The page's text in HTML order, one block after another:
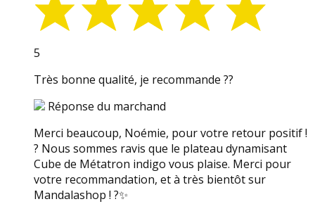
5
Très bonne qualité, je recommande ??
Réponse du marchand
Merci beaucoup, Noémie, pour votre retour positif !
? Nous sommes ravis que le plateau dynamisant
Cube de Métatron indigo vous plaise. Merci pour
votre recommandation, et à très bientôt sur
Mandalashop ! ?✨